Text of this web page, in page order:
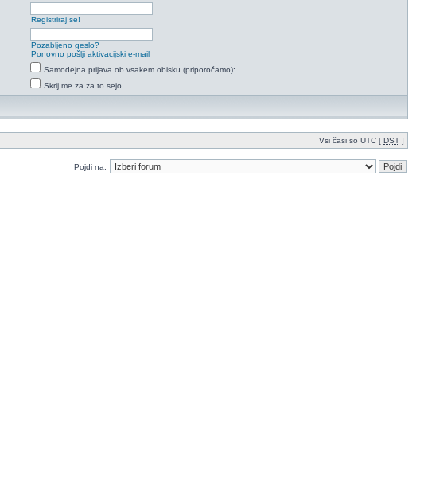
Registriraj se!
Pozabljeno geslo?
Ponovno pošlji aktivacijski e-mail
Samodejna prijava ob vsakem obisku (priporočamo):
Skrij me za za to sejo
Vsi časi so UTC [ DST ]
Pojdi na: